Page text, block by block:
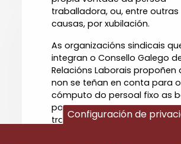
traballadora, ou, entre outras
causas, por xubilación.
As organizacións sindicais
integran o Consello Galego
Relacións Laborais propoñen
non se teñan en conta para o
cómputo do persoal fixo as
por propia vontade da
traballadora e, respecto á
Configuración de